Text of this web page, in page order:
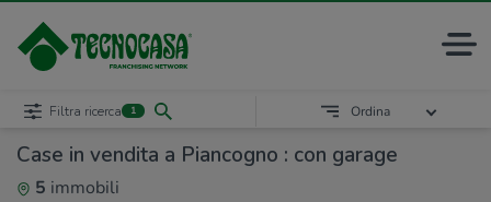
Case in vendita a Piancogno : con garage
5 immobili
Filtra ricerca 1 Ordina